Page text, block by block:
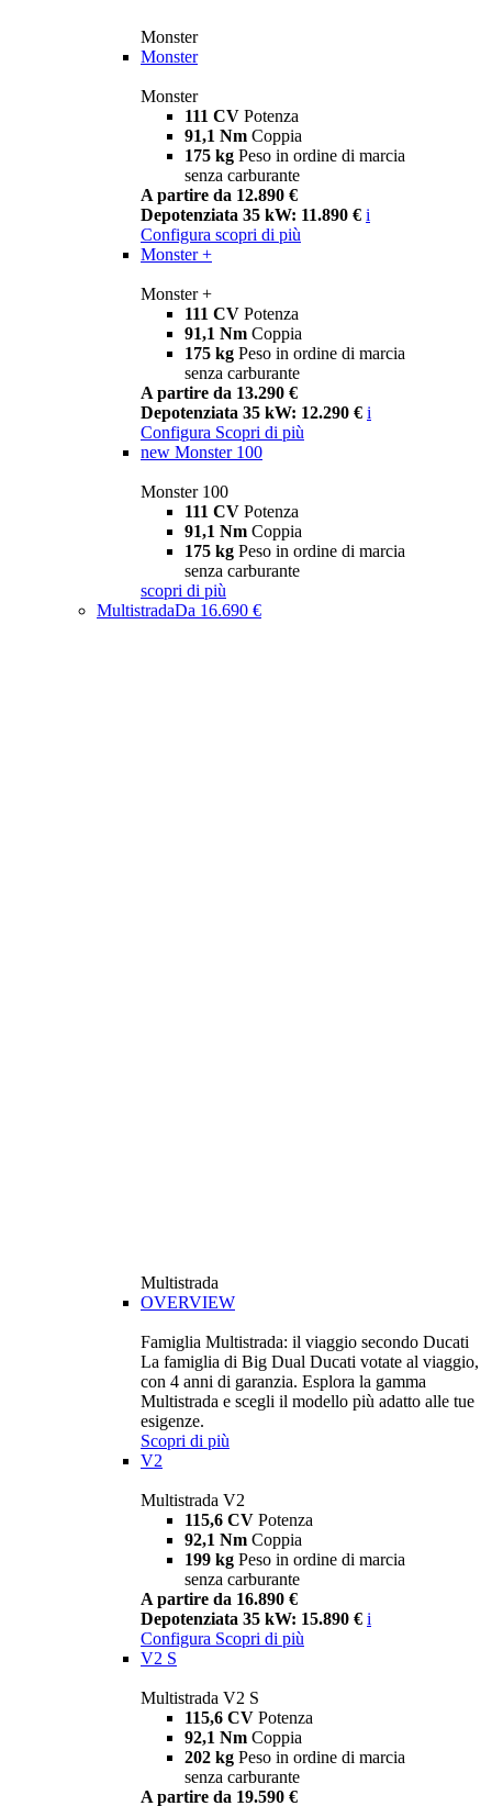
Monster
Monster
Monster
111 CV Potenza
91,1 Nm Coppia
175 kg Peso in ordine di marcia
senza carburante
A partire da 12.890 €
Depotenziata 35 kW: 11.890 € i
Configura scopri di più
Monster +
Monster +
111 CV Potenza
91,1 Nm Coppia
175 kg Peso in ordine di marcia
senza carburante
A partire da 13.290 €
Depotenziata 35 kW: 12.290 € i
Configura Scopri di più
new Monster 100
Monster 100
111 CV Potenza
91,1 Nm Coppia
175 kg Peso in ordine di marcia
senza carburante
scopri di più
MultistradaDa 16.690 €
Multistrada
OVERVIEW
Famiglia Multistrada: il viaggio secondo Ducati
La famiglia di Big Dual Ducati votate al viaggio,
con 4 anni di garanzia. Esplora la gamma
Multistrada e scegli il modello più adatto alle tue
esigenze.
Scopri di più
V2
Multistrada V2
115,6 CV Potenza
92,1 Nm Coppia
199 kg Peso in ordine di marcia
senza carburante
A partire da 16.890 €
Depotenziata 35 kW: 15.890 € i
Configura Scopri di più
V2 S
Multistrada V2 S
115,6 CV Potenza
92,1 Nm Coppia
202 kg Peso in ordine di marcia
senza carburante
A partire da 19.590 €